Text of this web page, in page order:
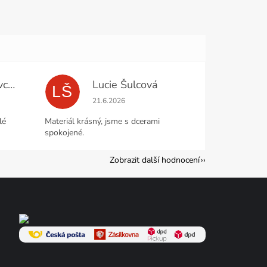
Miloslava Moravcová
5 z 5 hvězdiček.
LŠ Lucie Šulcová
Hodnocení obchodu je 5 z 5 hvězdiček.
21.6.2026
Materiál krásný, jsme s dcerami
spokojené.
Zobrazit další hodnocení